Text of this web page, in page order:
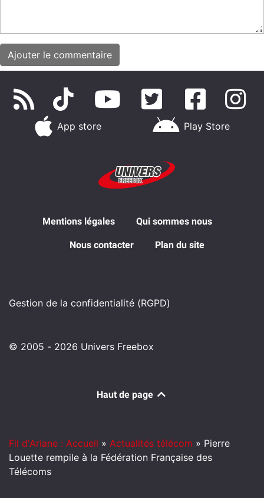
App store Play Store
Mentions légales Qui sommes nous
Nous contacter Plan du site
Gestion de la confidentialité (RGPD)
© 2005 - 2026 Univers Freebox
Haut de page
Fil d'Ariane : Accueil » Actualités télécom » Pierre
Louette rempile à la Fédération Française des
Télécoms